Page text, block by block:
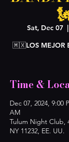
Sat, Dec 07
  |
🇲🇽LOS MEJOR
Time &
Dec 07, 2024, 9:00
AM
Tulum Night Club,
NY 11232, EE. UU.